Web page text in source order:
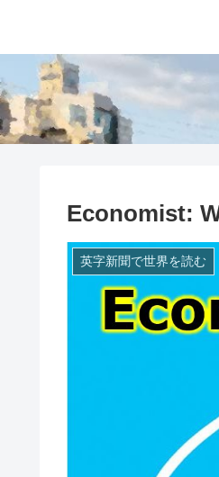
Economist:
英字新聞で世界を読む